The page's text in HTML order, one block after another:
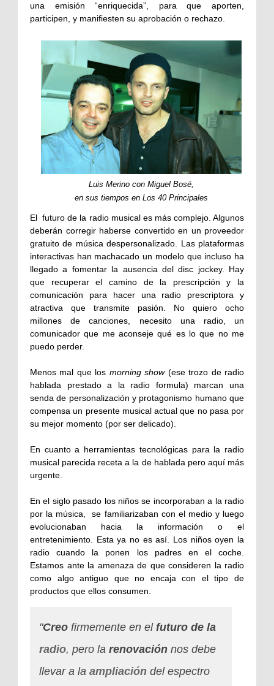
una emisión “enriquecida”, para que aporten,
participen, y manifiesten su aprobación o rechazo.
Luis Merino con Miguel Bosé,
en sus tiempos en Los 40 Principales
El futuro de la radio musical es más complejo. Algunos
deberán corregir haberse convertido en un proveedor
gratuito de música despersonalizado. Las plataformas
interactivas han machacado un modelo que incluso ha
llegado a fomentar la ausencia del disc jockey. Hay
que recuperar el camino de la prescripción y la
comunicación para hacer una radio prescriptora y
atractiva que transmite pasión. No quiero ocho
millones de canciones, necesito una radio, un
comunicador que me aconseje qué es lo que no me
puedo perder.
Menos mal que los morning show(ese trozo de radio
hablada prestado a la radio formula) marcan una
senda de personalización y protagonismo humano que
compensa un presente musical actual que no pasa por
su mejor momento (por ser delicado).
En cuanto a herramientas tecnológicas para la radio
musical parecida receta a la de hablada pero aquí más
urgente.
En el siglo pasado los niños se incorporaban a la radio
por la música, se familiarizaban con el medio y luego
evolucionaban hacia la información o el
entretenimiento. Esta ya no es así. Los niños oyen la
radio cuando la ponen los padres en el coche.
Estamos ante la amenaza de que consideren la radio
como algo antiguo que no encaja con el tipo de
productos que ellos consumen.
"Creo firmemente en el futuro de la
radio, pero la renovación nos debe
llevar a la ampliación del espectro